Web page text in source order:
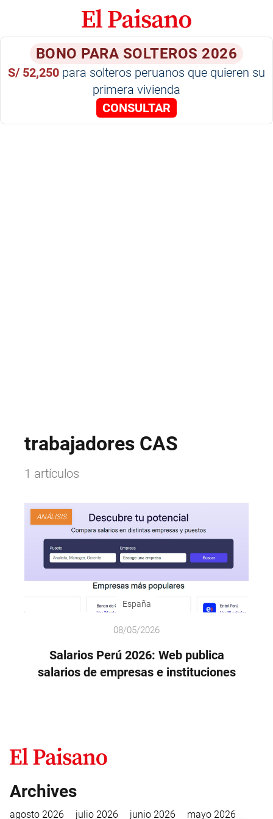
BONO PARA SOLTEROS 2026
S/ 52,250 para solteros peruanos que quieren su
primera vivienda
CONSULTAR
trabajadores CAS
1 artículos
ANÁLISIS
España
08/05/2026
Salarios Perú 2026: Web publica
salarios de empresas e instituciones
Archives
agosto 2026 julio 2026 junio 2026 mayo 2026